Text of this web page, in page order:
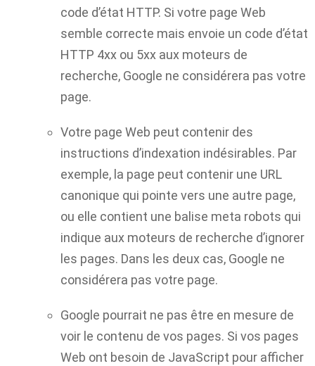
code d’état HTTP. Si votre page Web
semble correcte mais envoie un code d’état
HTTP 4xx ou 5xx aux moteurs de
recherche, Google ne considérera pas votre
page.
Votre page Web peut contenir des
instructions d’indexation indésirables. Par
exemple, la page peut contenir une URL
canonique qui pointe vers une autre page,
ou elle contient une balise meta robots qui
indique aux moteurs de recherche d’ignorer
les pages. Dans les deux cas, Google ne
considérera pas votre page.
Google pourrait ne pas être en mesure de
voir le contenu de vos pages. Si vos pages
Web ont besoin de JavaScript pour afficher